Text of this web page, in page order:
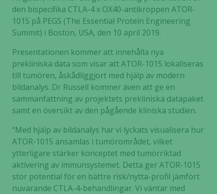
den bispecifika CTLA-4 x OX40-antikroppen ATOR-
1015 på PEGS (The Essential Protein Engineering
Summit) i Boston, USA, den 10 april 2019.
Presentationen kommer att innehålla nya
prekliniska data som visar att ATOR-1015 lokaliseras
till tumören, åskådliggjort med hjälp av modern
bildanalys. Dr Russell kommer även att ge en
sammanfattning av projektets prekliniska datapaket
samt en översikt av den pågående kliniska studien.
“Med hjälp av bildanalys har vi lyckats visualisera hur
ATOR-1015 ansamlas i tumörområdet, vilket
ytterligare stärker konceptet med tumörriktad
aktivering av immunsystemet. Detta ger ATOR-1015
stor potential för en bättre risk/nytta-profil jämfört
nuvarande CTLA-4-behandlingar. Vi väntar med